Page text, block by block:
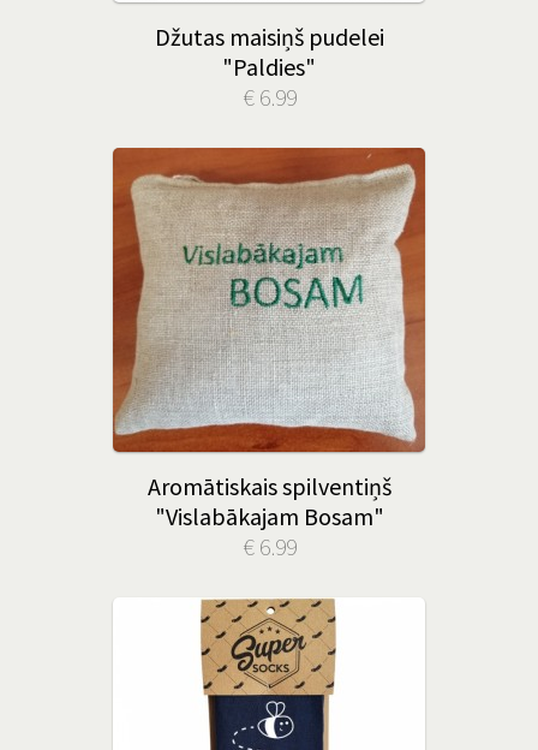
Džutas maisiņš pudelei
"Paldies"
€ 6.99
Aromātiskais spilventiņš
"Vislabākajam Bosam"
€ 6.99